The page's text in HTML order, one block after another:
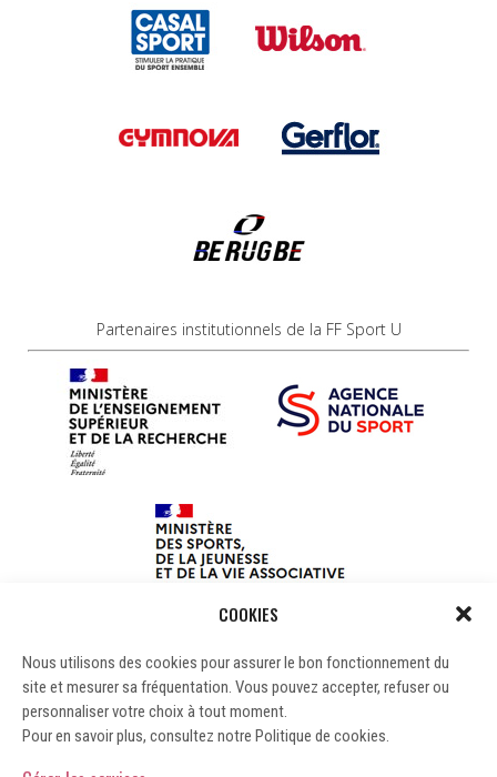
COOKIES
Nous utilisons des cookies pour assurer le bon fonctionnement du
site et mesurer sa fréquentation. Vous pouvez accepter, refuser ou
personnaliser votre choix à tout moment.
Pour en savoir plus, consultez notre Politique de cookies.
Partenaires institutionnels de la FF Sport U